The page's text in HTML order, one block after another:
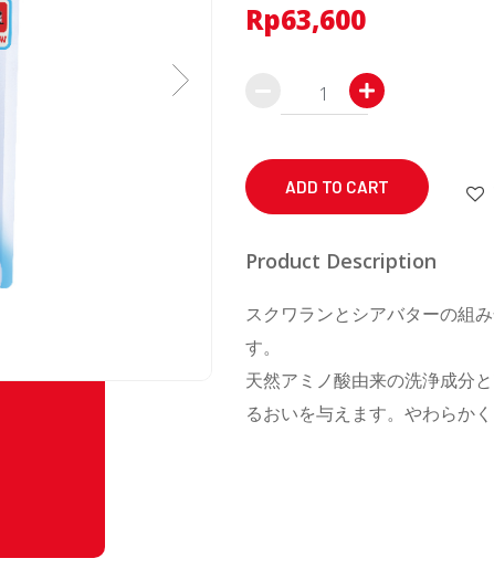
Rp63,600
Baby
Foaming
Body
Soap
Refill
mL
quantity
ADD TO CART
Product Description
スクワランとシアバターの組
す。
天然アミノ酸由来の洗浄成分
るおいを与えます。やわらか